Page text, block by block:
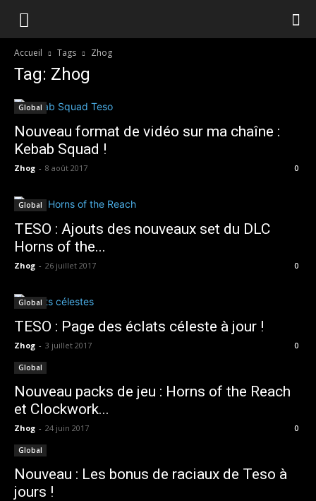
Accueil Tags Zhog
Tag: Zhog
Global
Nouveau format de vidéo sur ma chaîne :
Kebab Squad !
Zhog - 8 août 2017 0
Global
TESO : Ajouts des nouveaux set du DLC
Horns of the...
Zhog - 26 juillet 2017 0
Global
TESO : Page des éclats céleste à jour !
Zhog - 3 juillet 2017 0
Global
Nouveau packs de jeu : Horns of the Reach
et Clockwork...
Zhog - 24 juin 2017 0
Global
Nouveau : Les bonus de raciaux de Teso à
jours !